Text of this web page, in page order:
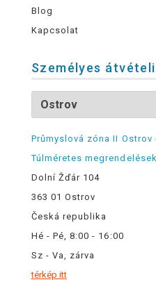
Blog
Kapcsolat
Személyes
Průmyslová zóna II
Túlméretes
Dolní Žďár 104
363 01 Ostrov
Česká republika
Hé - Pé, 8:00 - 16:00
Sz - Va, zárva
térkép itt